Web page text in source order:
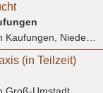
Niederkaufungen
(in Teilzeit)